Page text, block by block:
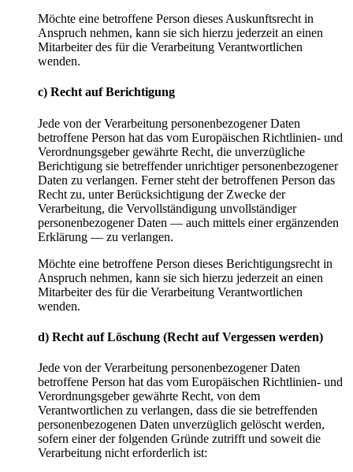
Möchte eine betroffene Person dieses Auskunftsrecht in
Anspruch nehmen, kann sie sich hierzu jederzeit an einen
Mitarbeiter des für die Verarbeitung Verantwortlichen
wenden.
c) Recht auf Berichtigung
Jede von der Verarbeitung personenbezogener Daten
betroffene Person hat das vom Europäischen Richtlinien- und
Verordnungsgeber gewährte Recht, die unverzügliche
Berichtigung sie betreffender unrichtiger personenbezogener
Daten zu verlangen. Ferner steht der betroffenen Person das
Recht zu, unter Berücksichtigung der Zwecke der
Verarbeitung, die Vervollständigung unvollständiger
personenbezogener Daten — auch mittels einer ergänzenden
Erklärung — zu verlangen.
Möchte eine betroffene Person dieses Berichtigungsrecht in
Anspruch nehmen, kann sie sich hierzu jederzeit an einen
Mitarbeiter des für die Verarbeitung Verantwortlichen
wenden.
d) Recht auf Löschung (Recht auf Vergessen werden)
Jede von der Verarbeitung personenbezogener Daten
betroffene Person hat das vom Europäischen Richtlinien- und
Verordnungsgeber gewährte Recht, von dem
Verantwortlichen zu verlangen, dass die sie betreffenden
personenbezogenen Daten unverzüglich gelöscht werden,
sofern einer der folgenden Gründe zutrifft und soweit die
Verarbeitung nicht erforderlich ist: